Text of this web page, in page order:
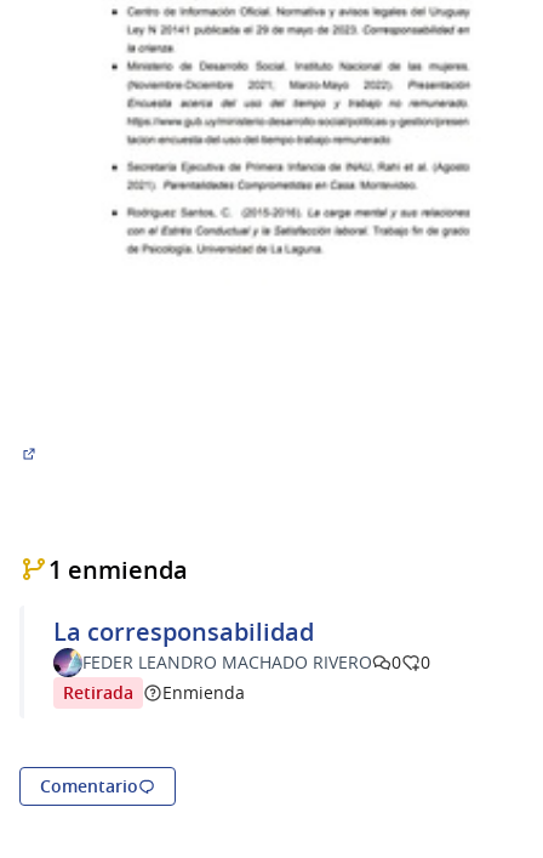
1 enmienda
La corresponsabilidad
FEDER LEANDRO MACHADO RIVERO 0
0
Retirada
Enmienda
Comentario